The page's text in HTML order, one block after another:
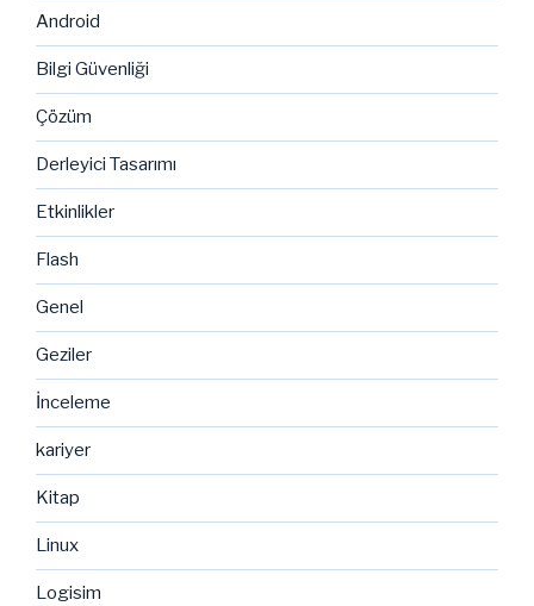
Android
Bilgi Güvenliği
Çözüm
Derleyici Tasarımı
Etkinlikler
Flash
Genel
Geziler
İnceleme
kariyer
Kitap
Linux
Logisim